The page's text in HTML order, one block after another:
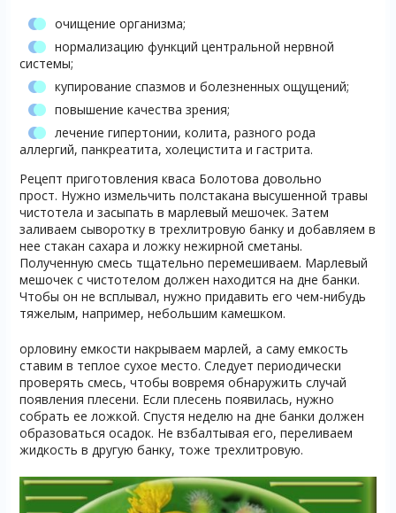
очищение организма;
нормализацию функций центральной нервной
системы;
купирование спазмов и болезненных ощущений;
повышение качества зрения;
лечение гипертонии, колита, разного рода
аллергий, панкреатита, холецистита и гастрита.
Рецепт приготовления кваса Болотова довольно
прост. Нужно измельчить полстакана высушенной травы
чистотела и засыпать в марлевый мешочек. Затем
заливаем сыворотку в трехлитровую банку и добавляем в
нее стакан сахара и ложку нежирной сметаны.
Полученную смесь тщательно перемешиваем. Марлевый
мешочек с чистотелом должен находится на дне банки.
Чтобы он не всплывал, нужно придавить его чем-нибудь
тяжелым, например, небольшим камешком.
орловину емкости накрываем марлей, а саму емкость
ставим в теплое сухое место. Следует периодически
проверять смесь, чтобы вовремя обнаружить случай
появления плесени. Если плесень появилась, нужно
собрать ее ложкой. Спустя неделю на дне банки должен
образоваться осадок. Не взбалтывая его, переливаем
жидкость в другую банку, тоже трехлитровую.